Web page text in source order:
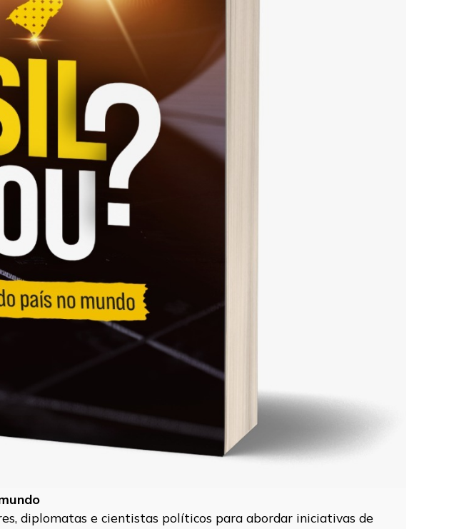
diplomatas e cientistas políticos para abordar iniciativas de